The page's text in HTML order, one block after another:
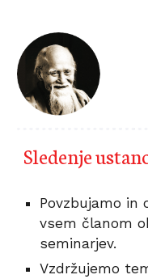
Sledenje
Povzbujamo in
vsem članom
seminarjev.
Vzdržujemo